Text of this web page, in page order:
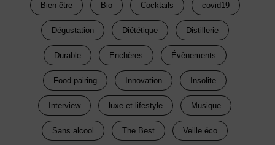
Bien-être Bio Cocktails covid19
Dégustation Diététique Distillerie
Durable Enchères Évènements
Food pairing Innovation Insolite
Interview luxe et lifestyle Musique
Sans alcool The Best Veille éco